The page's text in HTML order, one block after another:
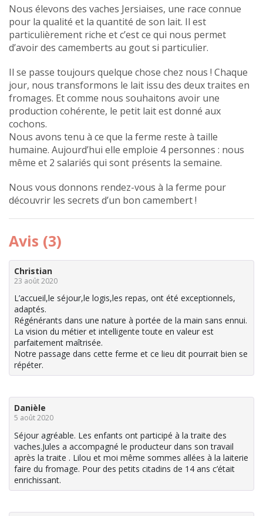
Nous élevons des vaches Jersiaises, une race connue
pour la qualité et la quantité de son lait. Il est
particulièrement riche et c’est ce qui nous permet
d’avoir des camemberts au gout si particulier.
Il se passe toujours quelque chose chez nous ! Chaque
jour, nous transformons le lait issu des deux traites en
fromages. Et comme nous souhaitons avoir une
production cohérente, le petit lait est donné aux
cochons.
Nous avons tenu à ce que la ferme reste à taille
humaine. Aujourd’hui elle emploie 4 personnes : nous
même et 2 salariés qui sont présents la semaine.
Nous vous donnons rendez-vous à la ferme pour
découvrir les secrets d’un bon camembert !
Avis (3)
Christian
23 août 2020
L’accueil,le séjour,le logis,les repas, ont été exceptionnels,
adaptés.
Régénérants dans une nature à portée de la main sans ennui.
La vision du métier et intelligente toute en valeur est
parfaitement maîtrisée.
Notre passage dans cette ferme et ce lieu dit pourrait bien se
répéter.
Danièle
5 août 2020
Séjour agréable. Les enfants ont participé à la traite des
vaches.Jules a accompagné le producteur dans son travail
après la traite . Lilou et moi même sommes allées à la laiterie
faire du fromage. Pour des petits citadins de 14 ans c’était
enrichissant.